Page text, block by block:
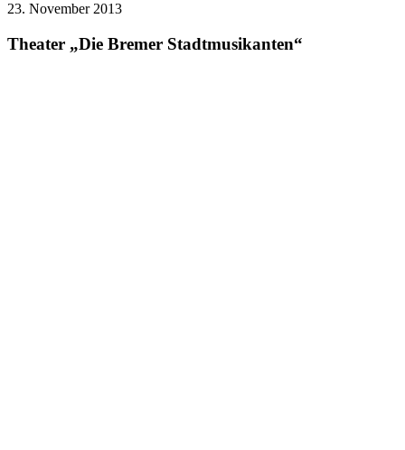
23. November 2013
Theater „Die Bremer Stadtmusikanten“